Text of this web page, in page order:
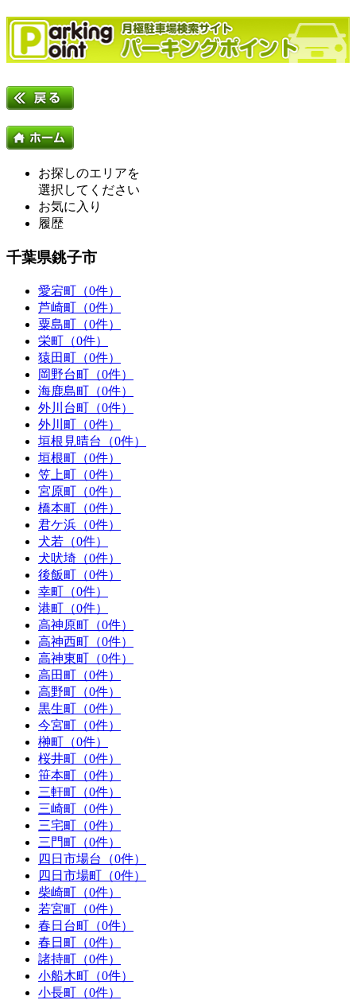
お探しのエリアを
選択してください
お気に入り
履歴
千葉県銚子市
愛宕町（0件）
芦崎町（0件）
粟島町（0件）
栄町（0件）
猿田町（0件）
岡野台町（0件）
海鹿島町（0件）
外川台町（0件）
外川町（0件）
垣根見晴台（0件）
垣根町（0件）
笠上町（0件）
宮原町（0件）
橋本町（0件）
君ケ浜（0件）
犬若（0件）
犬吠埼（0件）
後飯町（0件）
幸町（0件）
港町（0件）
高神原町（0件）
高神西町（0件）
高神東町（0件）
高田町（0件）
高野町（0件）
黒生町（0件）
今宮町（0件）
榊町（0件）
桜井町（0件）
笹本町（0件）
三軒町（0件）
三崎町（0件）
三宅町（0件）
三門町（0件）
四日市場台（0件）
四日市場町（0件）
柴崎町（0件）
若宮町（0件）
春日台町（0件）
春日町（0件）
諸持町（0件）
小船木町（0件）
小長町（0件）